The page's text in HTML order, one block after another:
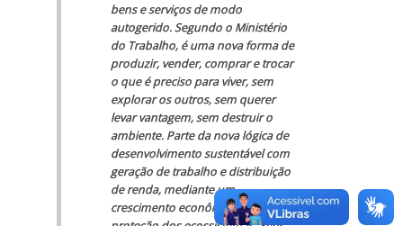
bens e serviços de modo
autogerido. Segundo o Ministério
do Trabalho, é uma nova forma de
produzir, vender, comprar e trocar
o que é preciso para viver, sem
explorar os outros, sem querer
levar vantagem, sem destruir o
ambiente. Parte da nova lógica de
desenvolvimento sustentável com
geração de trabalho e distribuição
de renda, mediante um
crescimento econômico com